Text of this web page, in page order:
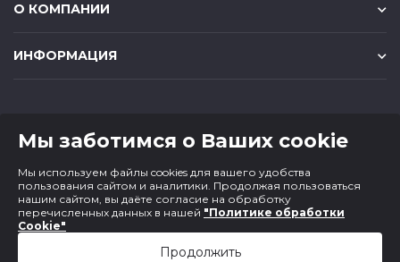
О КОМПАНИИ
ИНФОРМАЦИЯ
magazin@cf1.ru
Мы заботимся о Ваших cookie
Мы используем файлы cookies для вашего удобства
пользования сайтом и аналитики. Продолжая пользоваться
нашим сайтом, вы даёте согласие на обработку
перечисленных данных в нашей "Политике обработки
Cookie"
Продолжить